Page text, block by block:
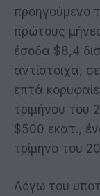
προηγούμενο
πρώτους
έσοδα $8,4
αντίστοιχα,
επτά
τριμήνου του
$500 εκατ.,
τρίμηνο του
Λόγω του